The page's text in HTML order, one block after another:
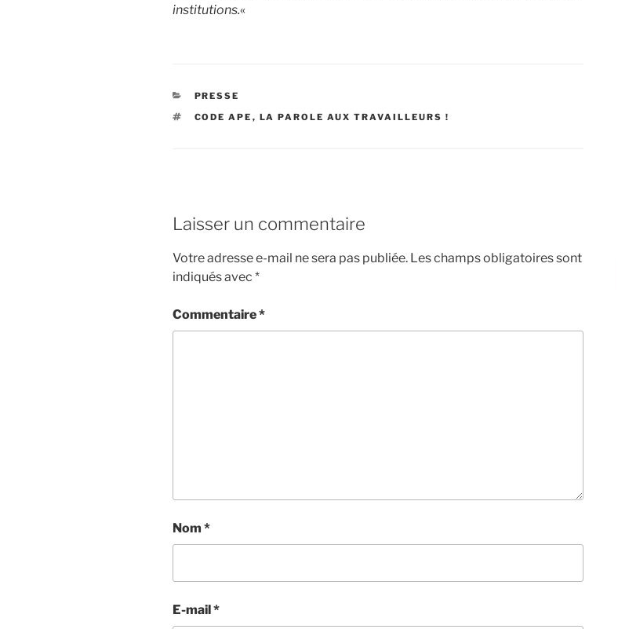
institutions.«
CATÉGORIES
PRESSE
ÉTIQUETTES
CODE APE , LA PAROLE AUX TRAVAILLEURS !
Laisser un commentaire
Votre adresse e-mail ne sera pas publiée. Les champs obligatoires sont
indiqués avec *
Commentaire*
Nom *
E-mail *